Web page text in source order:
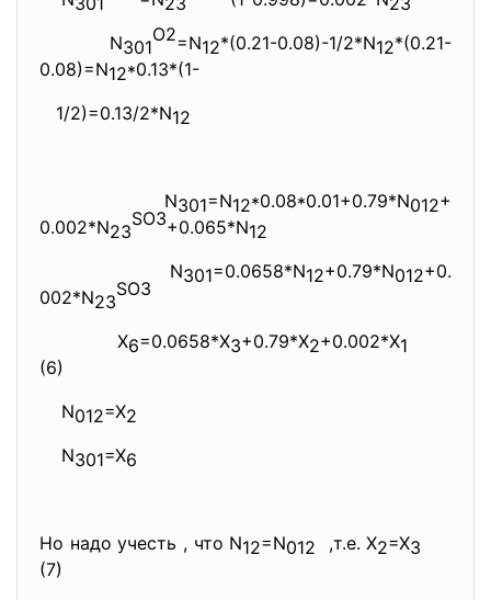
N301
O2=N12*(0.21-0.08)-1/2*N12*(0.21-
0.08)=N12*0.13*(1-
1/2)=0.13/2*N12
N301=N12*0.08*0.01+0.79*N012+
0.002*N23
SO3+0.065*N12
N301=0.0658*N12+0.79*N012+0.
002*N23
SO3
X6=0.0658*X3+0.79*X2+0.002*X1
(6)
N012=X2
N301=X6
Но надо учесть , что N12=N012 ,т.е. X2=X3
(7)